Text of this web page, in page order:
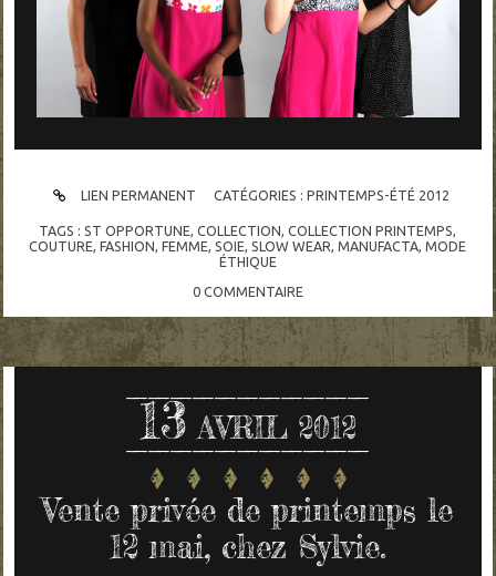
LIEN PERMANENT CATÉGORIES : PRINTEMPS-ÉTÉ 2012
TAGS :ST OPPORTUNE,COLLECTION,COLLECTION PRINTEMPS,
COUTURE,FASHION,FEMME,SOIE,SLOW WEAR,MANUFACTA,MODE
ÉTHIQUE
0 COMMENTAIRE
13 AVRIL 2012
Vente privée de printemps le
12 mai, chez Sylvie.